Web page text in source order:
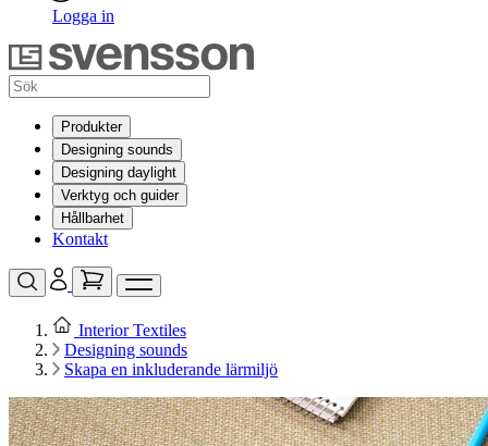
Logga in
Produkter
Designing sounds
Designing daylight
Verktyg och guider
Hållbarhet
Kontakt
Interior Textiles
Designing sounds
Skapa en inkluderande lärmiljö